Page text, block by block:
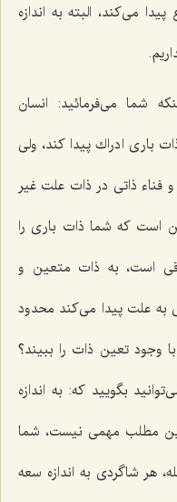
مى‌كند، البته به اندازه
شما مى‌فرمائید: انسان
بارى ادراك پیدا كند، ولى
فناء ذاتى در ذات علت غیر
است كه شما ذات بارى را
است، به ذات متعین و
علت پیدا مى‌كند محدود
تعین ذات را ببیند؟
بگویید كه: به اندازه
مطلب مهمى نیست، شما
هر شاگردى به اندازه سعه